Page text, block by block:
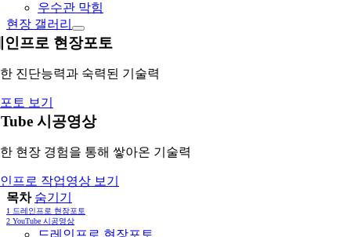
우수관 막힘
현장 갤러리
인프로 현장포토
진단능력과 숙력된 기술력
토 보기
시공영상
현장 경험을 통해 쌓아온 기술력
프로 작업영상 보기
목차 숨기기
1 드레인프로 현장포토
2 YouTube 시공영상
드레인프로 현장포토